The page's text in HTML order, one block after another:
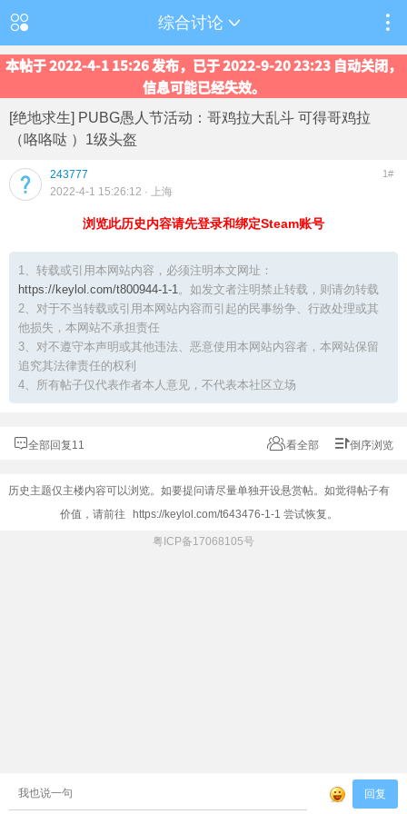
综合讨论
本帖于 2022-4-1 15:26 发布，已于 2022-9-20 23:23 自动关闭，
信息可能已经失效。
[绝地求生] PUBG愚人节活动：哥鸡拉大乱斗 可得哥鸡拉
（咯咯哒 ）1级头盔
243777 1#
2022-4-1 15:26:12 · 上海
浏览此历史内容请先登录和绑定Steam账号
1、转载或引用本网站内容，必须注明本文网址：
https://keylol.com/t800944-1-1。如发文者注明禁止转载，则请勿转载
2、对于不当转载或引用本网站内容而引起的民事纷争、行政处理或其
他损失，本网站不承担责任
3、对不遵守本声明或其他违法、恶意使用本网站内容者，本网站保留
追究其法律责任的权利
4、所有帖子仅代表作者本人意见，不代表本社区立场
全部回复11 看全部 倒序浏览
历史主题仅主楼内容可以浏览。如要提问请尽量单独开设悬赏帖。如觉得帖子有
价值，请前往
https://keylol.com/t643476-1-1 尝试恢复。
粤ICP备17068105号